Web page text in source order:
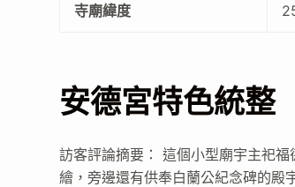
寺廟緯度
安德宮特色統整
訪客評論摘要： 這個小型廟宇主祀
繪，旁邊還有供奉白蘭公紀念碑的殿